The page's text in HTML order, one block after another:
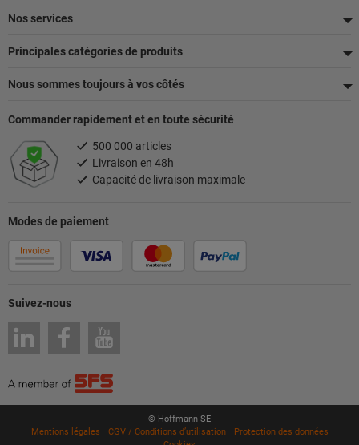
de
page
Nos services
Principales catégories de produits
Nous sommes toujours à vos côtés
Suivez-nous
Modes de paiement
Commander rapidement et en toute sécurité
500 000 articles
Livraison en 48h
Capacité de livraison maximale
© Hoffmann SE
Mentions légales
CGV / Conditions d’utilisation
Protection des données